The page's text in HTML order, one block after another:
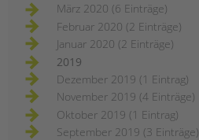
März 2020 (6 Einträge)
Februar 2020 (2 Einträge)
Januar 2020 (2 Einträge)
2019
Dezember 2019 (1 Eintrag)
November 2019 (4 Einträge)
Oktober 2019 (1 Eintrag)
September 2019 (3 Einträge)